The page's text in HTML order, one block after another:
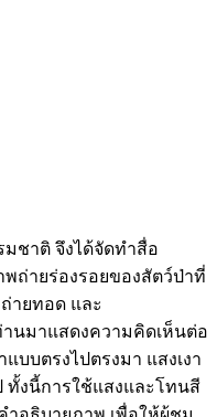
ชาติ จึงได้จัดทำสื่อ
ถ่ายร่องรอยของสัตว์ป่าที่
ายทอด และ
นมาแสดงความคิดเห็นต่อ
บตรงไปตรงมา แสงเงา
ทั้งนี้การใช้แสงและโทนสี